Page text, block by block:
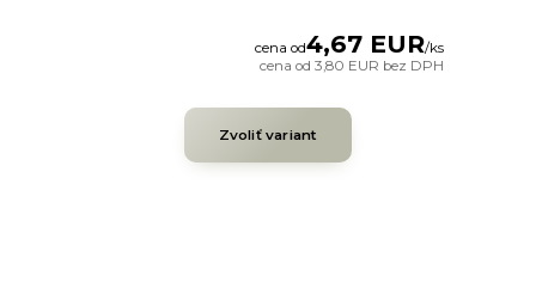
cena od4,67 EUR/ks
cena od3,80 EUR bez DPH
Zvoliť variant